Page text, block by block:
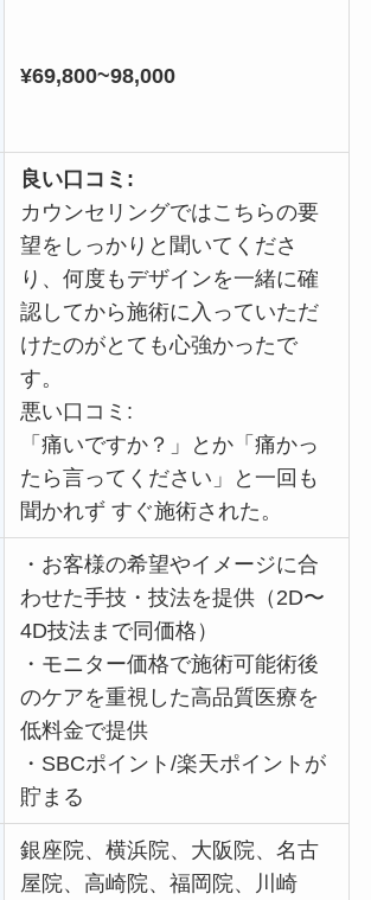
¥69,800~98,000
良い口コミ:
カウンセリングではこちらの要
望をしっかりと聞いてくださ
り、何度もデザインを一緒に確
認してから施術に入っていただ
けたのがとても心強かったで
す。
悪い口コミ:
「痛いですか？」とか「痛かっ
たら言ってください」と一回も
聞かれず すぐ施術された。
・ お客様の希望やイメージに合
わせた手技・技法を提供（2D〜
4D技法まで同価格）
・ モニター価格で施術可能術後
のケアを重視した高品質医療を
低料金で提供
・ SBCポイント/楽天ポイントが
貯まる
銀座院、横浜院、大阪院、名古
屋院、高崎院、福岡院、川崎